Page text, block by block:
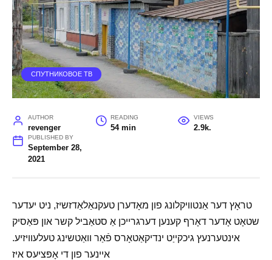
СПУТНИКОВОЕ ТВ
AUTHOR
revenger
READING
54 min
VIEWS
2.9k.
PUBLISHED BY
September 28,
2021
טראָץ דער אַנטוויקלונג פון מאָדערן טעקנאַלאַדזשיז, ניט יעדער
שטאָט אָדער דאָרף קענען דערגרייכן אַ סטאַביל קשר און פּאַסיק
אינטערנעץ גיכקייַט ינדיקאַטאָרס פֿאַר וואַטשינג טעלעוויזיע.
איינער פון די אָפּציעס איז